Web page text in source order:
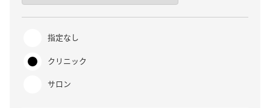
指定なし
クリニック
サロン